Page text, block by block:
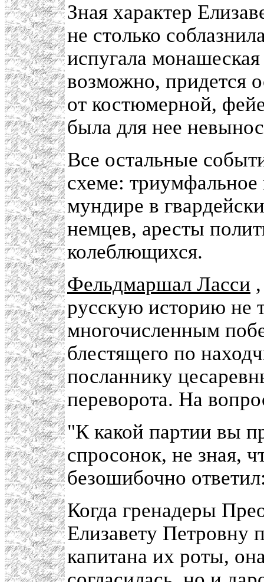
Зная характер
не столько
испугала
возможно, придется
от костюмерной,
была для нее
Все остальные
схеме:
мундире в
немцев, аресты
колеблющихся.
Фельдмаршал Ласси
русскую историю не
многочисленным
блестящего по
посланнику
переворота. На
"К какой партии вы
спросонок, не зная,
безошибочно
Когда гренадеры
Елизавету Петровну
капитана их роты,